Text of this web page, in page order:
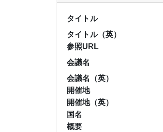
タイトル
タイトル（英）
参照URL
会議名
会議名（英）
開催地
開催地（英）
国名
概要